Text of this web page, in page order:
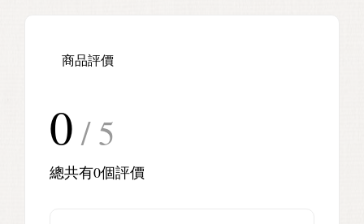
商品評價
0 / 5
總共有0個評價